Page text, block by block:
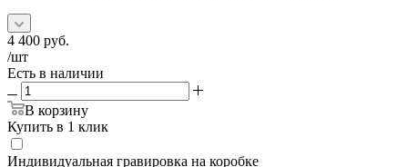
4 400 руб.
/шт
Есть в наличии
В корзину
Купить в 1 клик
Индивидуальная гравировка на коробке